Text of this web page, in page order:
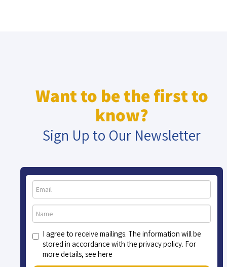
Want to be the first to
know?
Sign Up to Our Newsletter
I agree to receive mailings. The information will be
stored in accordance with the privacy policy. For
more details, see here